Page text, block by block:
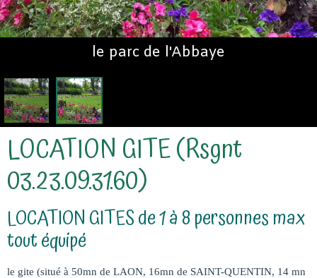
le parc de l'Abbaye
LOCATION GITE (Rsgnt
03.23.09.31.60)
LOCATION GITES de 1 à 8 personnes max
tout équipé
le gite (situé à 50mn de LAON, 16mn de SAINT-QUENTIN, 14 mn